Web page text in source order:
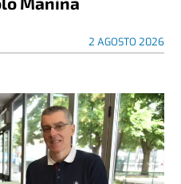
2 AGOSTO 2026